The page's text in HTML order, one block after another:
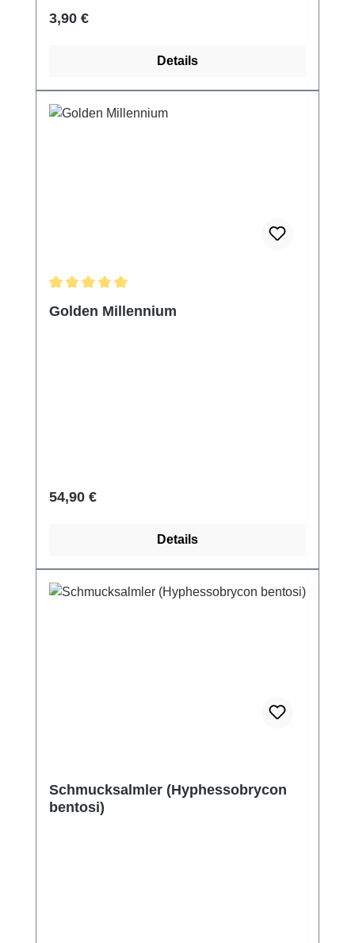
Regulärer Preis:
3,90 €
Details
Golden Millennium
Regulärer Preis:
54,90 €
Details
Schmucksalmler (Hyphessobrycon
bentosi)